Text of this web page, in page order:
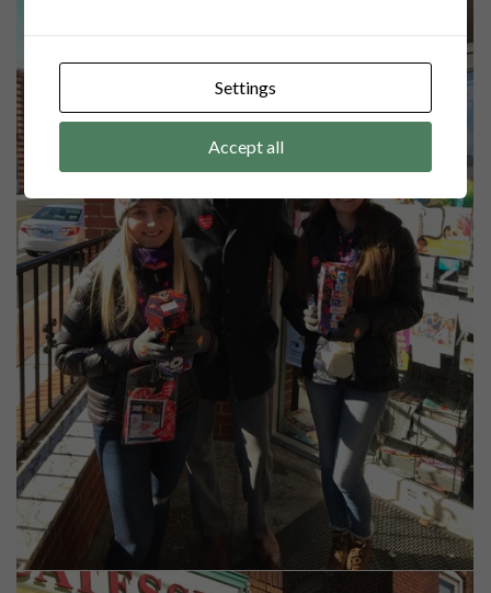
Settings
Accept all